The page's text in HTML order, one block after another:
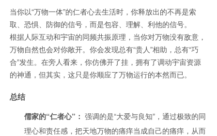
当你以“万物一体”的仁者心去生活时，你释放出的不再是索
取、恐惧、防御的信号，而是包容、理解、利他的信号。
根据人际互动和宇宙的同频共振原理，当你对万物没有敌意，
万物自然也会对你敞开。你会发现总有“贵人”相助，总有“巧
合”发生。在旁人看来，你仿佛开了挂，拥有了调动宇宙资源
的神通，但其实，这只是你顺应了万物运行的本然而已。
总结
儒家的“仁者心”： 强调的是“大爱与良知”，通过极致的同
理心和责任感，把天地万物的痛痒当成自己的痛痒，从而